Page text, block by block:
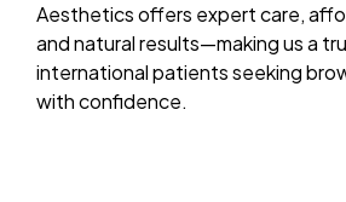
Aesthetics offers expert care,
and natural results—making us a
international patients seeking
with confidence.